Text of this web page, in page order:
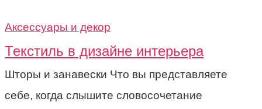
Аксессуары и декор
Текстиль в дизайне интерьера
Шторы и занавески Что вы представляете
себе, когда слышите словосочетание